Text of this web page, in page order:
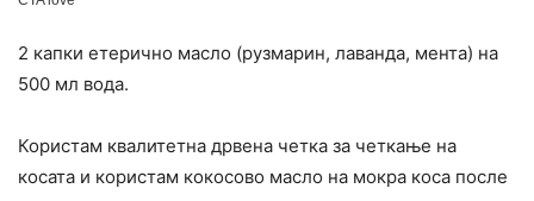
2 капки етерично масло (рузмарин, лаванда, мента) на
500 мл вода.
Користам квалитетна дрвена четка за четкање на
косата и користам кокосово масло на мокра коса после